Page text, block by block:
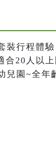
裝行程體
20人以上
園~全年